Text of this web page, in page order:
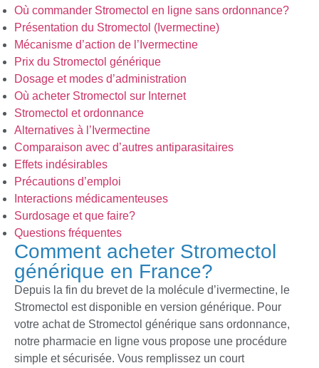
Où commander Stromectol en ligne sans ordonnance?
Présentation du Stromectol (Ivermectine)
Mécanisme d’action de l’Ivermectine
Prix du Stromectol générique
Dosage et modes d’administration
Où acheter Stromectol sur Internet
Stromectol et ordonnance
Alternatives à l’Ivermectine
Comparaison avec d’autres antiparasitaires
Effets indésirables
Précautions d’emploi
Interactions médicamenteuses
Surdosage et que faire?
Questions fréquentes
Comment acheter Stromectol
générique en France?
Depuis la fin du brevet de la molécule d’ivermectine, le
Stromectol est disponible en version générique. Pour
votre achat de Stromectol générique sans ordonnance,
notre pharmacie en ligne vous propose une procédure
simple et sécurisée. Vous remplissez un court